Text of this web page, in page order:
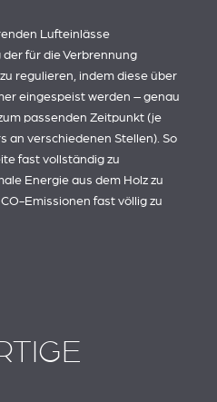
Lufteinlässe
für die Verbrennung
regulieren, indem diese über
eingespeist werden – genau
passenden Zeitpunkt (je
an verschiedenen Stellen). So
fast vollständig zu
Energie aus dem Holz zu
Emissionen fast völlig zu